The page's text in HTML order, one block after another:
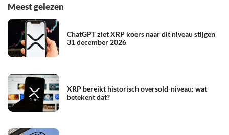
Meest gelezen
ChatGPT ziet XRP koers naar dit niveau stijgen
31 december 2026
XRP bereikt historisch oversold-niveau: wat
betekent dat?